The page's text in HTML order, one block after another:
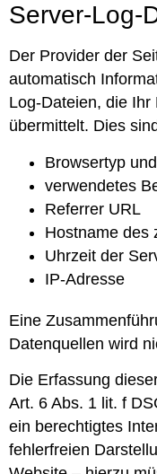
Server-Log-
Der Provider der
automatisch
Log-Dateien, die
übermittelt. Dies
Browsertyp
verwendetes
Referrer URL
Hostname des
Uhrzeit der
IP-Adresse
Eine
Datenquellen wird
Die Erfassung
Art. 6 Abs. 1 lit. f
ein berechtigtes
fehlerfreien